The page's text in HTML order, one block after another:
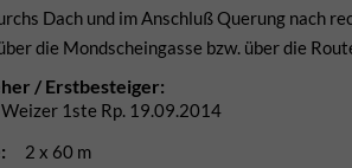
Dach und im Anschluß Querung nach
die Mondscheingasse bzw. über die
/ Erstbesteiger:
1ste Rp. 19.09.2014
2 x 60 m